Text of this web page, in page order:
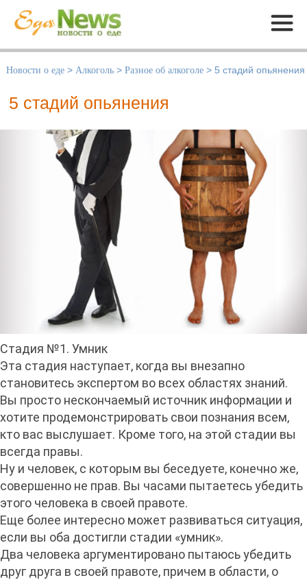
Меню
Новости о еде > Алкоголь > Разное об алкоголе > 5 стадий опьянения
5 стадий опьянения
Стадия №1. Умник
Эта стадия наступает, когда вы внезапно
становитесь экспертом во всех областях знаний.
Вы просто нескончаемый источник информации и
хотите продемонстрировать свои познания всем,
кто вас выслушает. Кроме того, на этой стадии вы
всегда правы.
Ну и человек, с которым вы беседуете, конечно же,
совершенно не прав. Вы часами пытаетесь убедить
этого человека в своей правоте.
Еще более интересно может развиваться ситуация,
если вы оба достигли стадии «умник».
Два человека аргументировано пытаюсь убедить
друг друга в своей правоте, причем в области, о